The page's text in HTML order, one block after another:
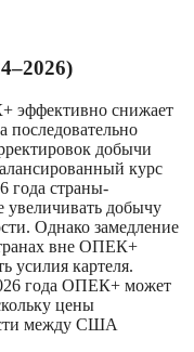
эффективно снижает
добычи
курс
года страны-
увеличивать добычу
Однако замедление
вне ОПЕК+
усилия картеля.
года ОПЕК+ может
цены
между США